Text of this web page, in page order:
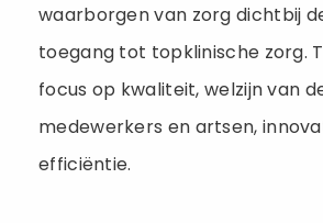
waarborgen van zorg dichtbij
toegang tot topklinische zorg.
focus op kwaliteit, welzijn van
medewerkers en artsen,
efficiëntie.